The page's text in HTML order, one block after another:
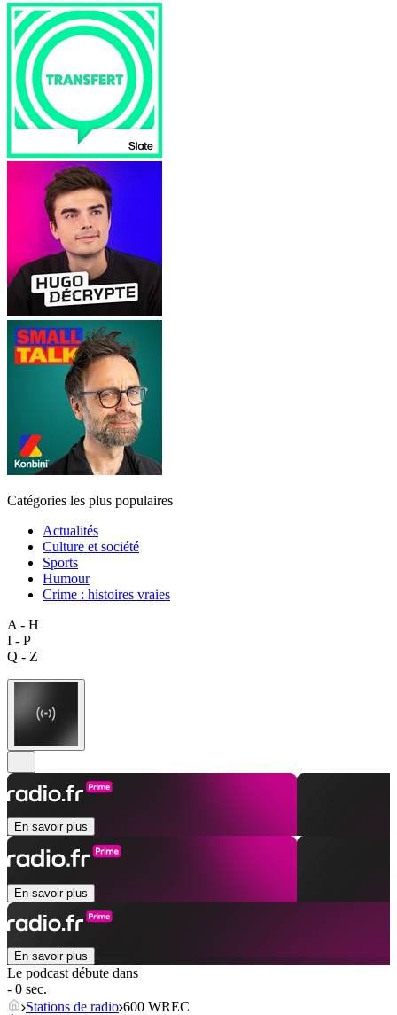
Catégories les plus populaires
Actualités
Culture et société
Sports
Humour
Crime : histoires vraies
A - H
I - P
Q - Z
En savoir plus
En savoir plus
En savoir plus
Le podcast débute dans
- 0 sec.
Stations de radio 600 WREC